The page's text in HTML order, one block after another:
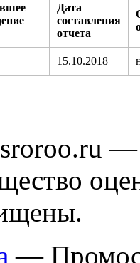
Дата
составления
отчета
15.10.2018
—
—